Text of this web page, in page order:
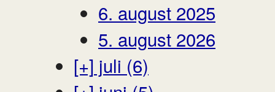
6. august 2025
5. august 2026
[+] juli (6)